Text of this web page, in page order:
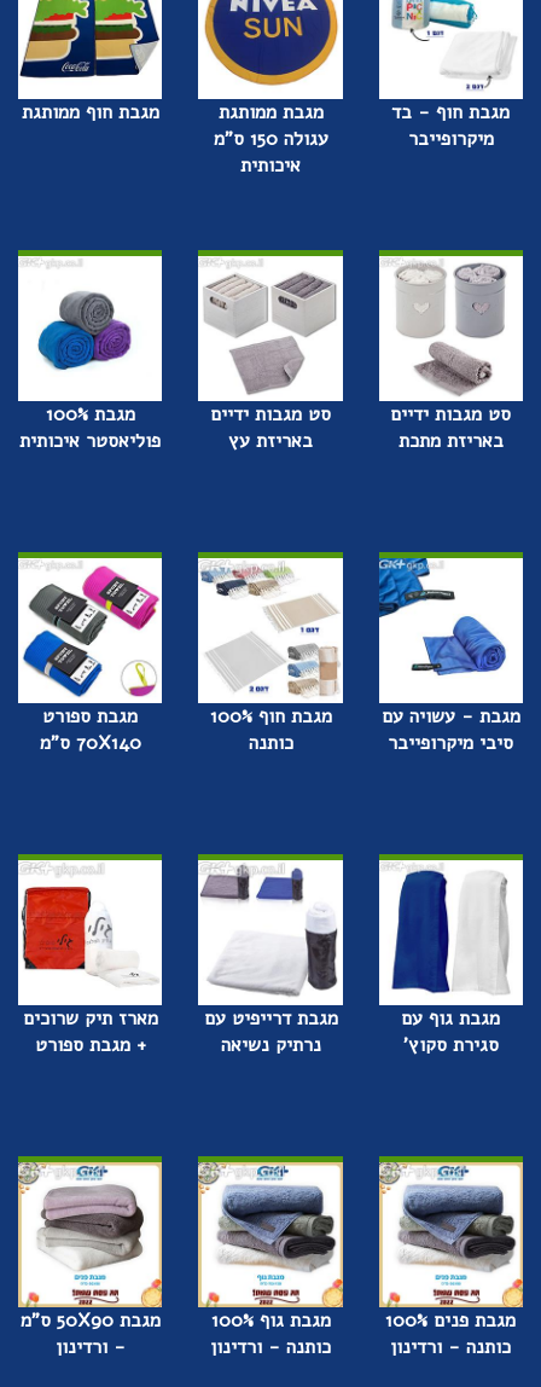
מגבת חוף - בד
מיקרופייבר
מגבת ממותגת
עגולה 150 ס"מ
איכותית
מגבת חוף ממותגת
סט מגבות ידיים
באריזת מתכת
סט מגבות ידיים
באריזת עץ
מגבת 100%
פוליאסטר איכותית
מגבת - עשויה עם
סיבי מיקרופייבר
מגבת חוף 100%
כותנה
מגבת ספורט
70X140 ס"מ
מגבת גוף עם
סגירת סקוץ'
מגבת דרייפיט עם
נרתיק נשיאה
מארז תיק שרוכים
+ מגבת ספורט
מגבת פנים 100%
כותנה - ורדינון
מגבת גוף 100%
כותנה - ורדינון
מגבת 50X90 ס"מ
- ורדינון